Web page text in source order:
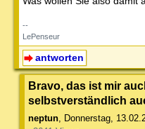
--
LePenseur
antworten
Bravo, das ist mir
selbstverständlich
neptun Donnerstag,